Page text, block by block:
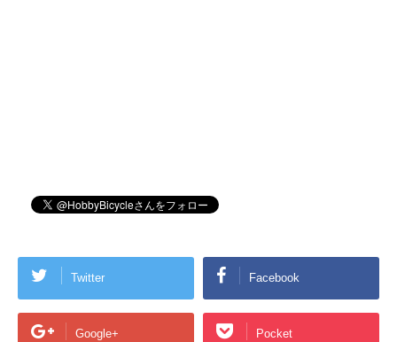
Twitter Facebook
Google+ Pocket